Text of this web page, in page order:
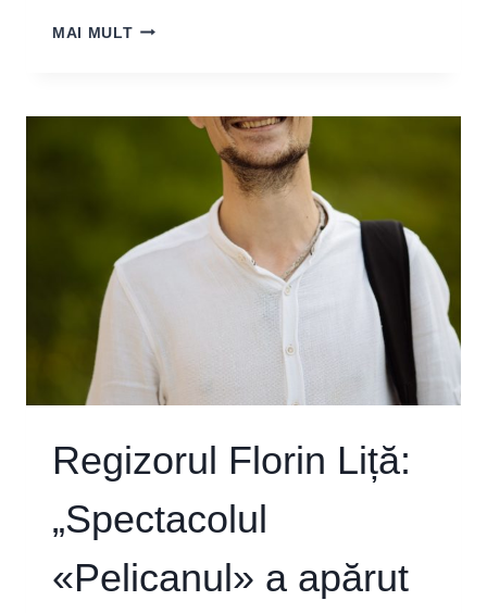
MAI MULTCEZAR
INDEPENDENT
BUCUREȘTI
ȚARĂ
ARE
Regizorul Florin Liță:
„Spectacolul
«Pelicanul» a apărut